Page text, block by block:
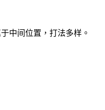
中间位置，打法多样。